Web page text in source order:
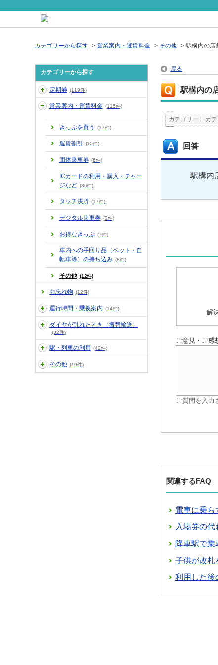
カテゴリーから探す > 営業案内・運賃料金 > その他 >駅構内の店
カテゴリーから探す
定期券 (119件)
営業案内・運賃料金 (115件)
きっぷを買う (17件)
運賃割引 (10件)
団体乗車券 (6件)
ICカードの利用・購入・チャー
ジなど (36件)
タッチ決済 (17件)
デジタル乗車券 (2件)
お得なきっぷ (7件)
車内への手回り品（ペット・自
転車等）の持ち込み (8件)
その他 (12件)
お忘れ物 (12件)
運行時間・乗換案内 (14件)
ダイヤが乱れたとき（振替輸送）
(32件)
駅・列車の利用 (42件)
その他 (19件)
戻る
駅構内の
カテゴリー : カ
回答
駅構内
解
ご意見・ご感
ご質問を入力
関連するFAQ
電車に乗ら
入場券の代
降車駅で
子供が改札
利用した後